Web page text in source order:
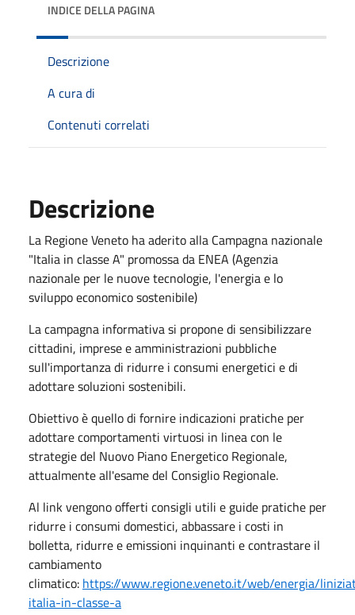
INDICE DELLA PAGINA
Descrizione
A cura di
Contenuti correlati
Descrizione
La Regione Veneto ha aderito alla Campagna nazionale
"Italia in classe A" promossa da ENEA (Agenzia
nazionale per le nuove tecnologie, l'energia e lo
sviluppo economico sostenibile)
La campagna informativa si propone di sensibilizzare
cittadini, imprese e amministrazioni pubbliche
sull'importanza di ridurre i consumi energetici e di
adottare soluzioni sostenibili.
Obiettivo è quello di fornire indicazioni pratiche per
adottare comportamenti virtuosi in linea con le
strategie del Nuovo Piano Energetico Regionale,
attualmente all'esame del Consiglio Regionale.
Al link vengono offerti consigli utili e guide pratiche per
ridurre i consumi domestici, abbassare i costi in
bolletta, ridurre e emissioni inquinanti e contrastare il
cambiamento
climatico: https://www.regione.veneto.it/web/energia/
italia-in-classe-a